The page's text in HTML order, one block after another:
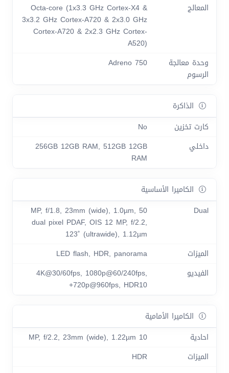
المعالج
Octa-core (1x3.3 GHz Cortex-X4 &
3x3.2 GHz Cortex-A720 & 2x3.0 GHz
Cortex-A720 & 2x2.3 GHz Cortex-
A520)
وحدة معالجة
الرسوم
Adreno 750
الذاكرة
كارت تخزين
No
داخلي
256GB 12GB RAM, 512GB 12GB
RAM
الكاميرا الأساسية
Dual
50 MP, f/1.8, 23mm (wide), 1.0µm,
dual pixel PDAF, OIS 12 MP, f/2.2,
123˚ (ultrawide), 1.12µm
الميزات
LED flash, HDR, panorama
الفيديو
4K@30/60fps, 1080p@60/240fps,
720p@960fps, HDR10+
الكاميرا الأمامية
احادية
10 MP, f/2.2, 23mm (wide), 1.22µm
الميزات
HDR